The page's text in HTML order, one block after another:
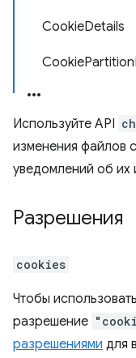
CookieDetails
Используйте API
изменения файлов
уведомлений об их
Разрешения
cookies
Чтобы
разрешение
разрешениями для